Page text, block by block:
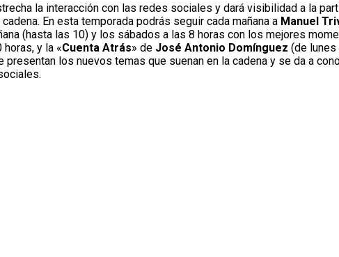
la interacción con las redes sociales y dará visibilidad a la
En esta temporada podrás seguir cada mañana a Manuel
(hasta las 10) y los sábados a las 8 horas con los mejores
y la «Cuenta Atrás» de José Antonio Domínguez (de
los nuevos temas que suenan en la cadena y se da a